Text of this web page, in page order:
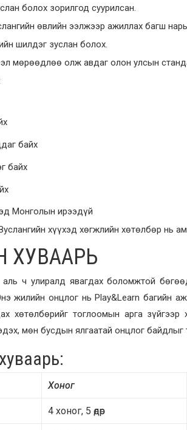
болох зорилгод суурилсан.
өвлийн ээлжээр ажиллах багш
шилдэг зуслан болох.
мөрөөдлөө олж авдаг олон улсын
байх
байх
Монголын ирээдүй
хүүхэд хөгжлийн хөтөлбөр нь
ХУВААРЬ
ч улиралд явагдах боломжтой
жилийн онцлог нь Play&Learn багийн
хөтөлбөрийг тоглоомын арга
мөн бусдын ялгаатай онцлог байдлыг
Хоног
4 хоног, 5 өдөр